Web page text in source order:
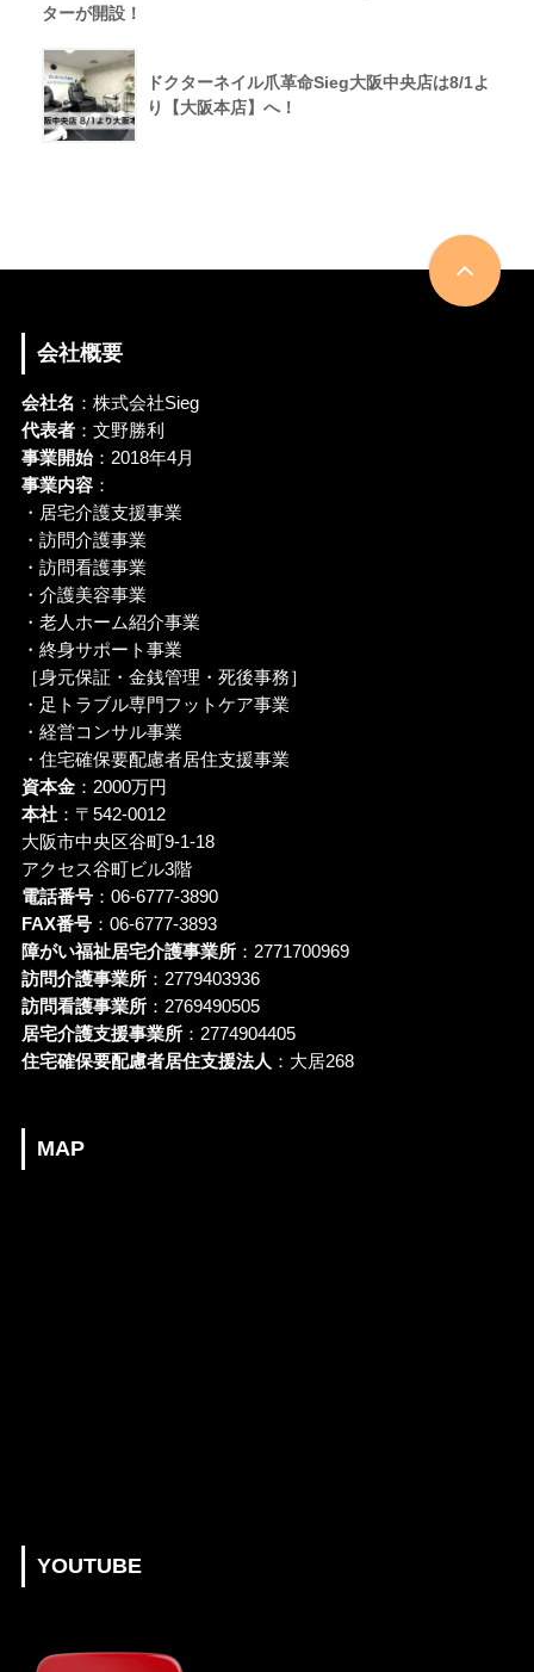
ターが開設！
ドクターネイル爪革命Sieg大阪中央店は8/1よ
り【大阪本店】へ！
会社概要
会社名 ：株式会社Sieg
代表者：文野勝利
事業開始：2018年4月
事業内容：
・居宅介護支援事業
・訪問介護事業
・訪問看護事業
・介護美容事業
・老人ホーム紹介事業
・終身サポート事業
［身元保証・金銭管理・死後事務］
・足トラブル専門フットケア事業
・経営コンサル事業
・住宅確保要配慮者居住支援事業
資本金：2000万円
本社：〒542-0012
大阪市中央区谷町9-1-18
アクセス谷町ビル3階
電話番号：06-6777-3890
FAX番号：06-6777-3893
障がい福祉居宅介護事業所：2771700969
訪問介護事業所：2779403936
訪問看護事業所：2769490505
居宅介護支援事業所：2774904405
住宅確保要配慮者居住支援法人 ：大居268
MAP
YOUTUBE